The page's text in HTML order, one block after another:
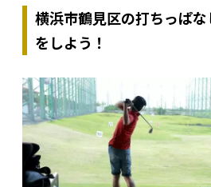
横浜市鶴見区の打ちっぱ
をしよう！